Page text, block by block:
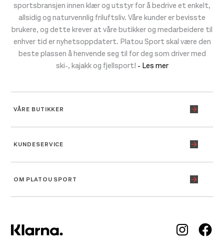
sportsbransjen innen klær og utstyr for å bedrive et enkelt,
allsidig og naturvennlig friluftsliv. Våre kunder er bevisste
brukere, og dette krever at våre butikker og medarbeidere til
enhver tid er nyhetsoppdatert. Platou Sport skal være den
beste plassen å henvende seg til for deg som driver med
ski-, kajakk og fjellsport! - Les mer
VÅRE BUTIKKER
KUNDESERVICE
OM PLATOU SPORT